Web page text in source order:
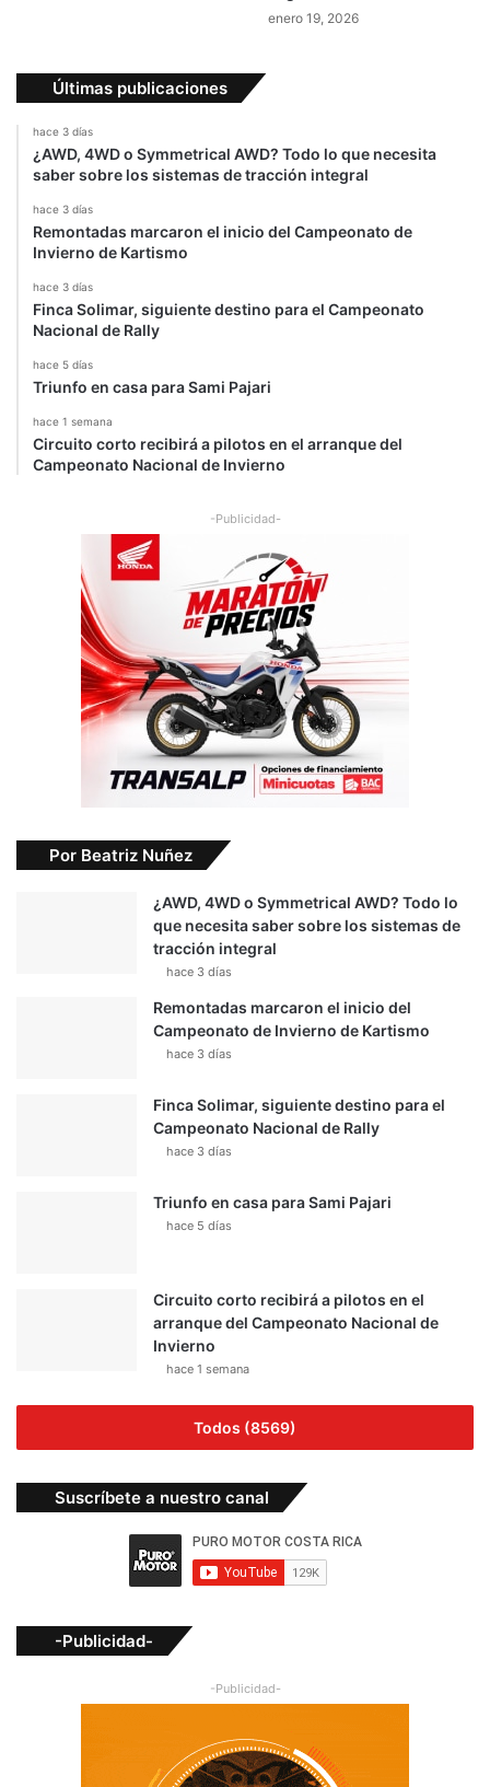
e
enero 19, 2026
Últimas publicaciones
hace 3 días
¿AWD, 4WD o Symmetrical AWD? Todo lo que necesita
saber sobre los sistemas de tracción integral
hace 3 días
Remontadas marcaron el inicio del Campeonato de
Invierno de Kartismo
hace 3 días
Finca Solimar, siguiente destino para el Campeonato
Nacional de Rally
hace 5 días
Triunfo en casa para Sami Pajari
hace 1 semana
Circuito corto recibirá a pilotos en el arranque del
Campeonato Nacional de Invierno
-Publicidad-
Por Beatriz Nuñez
¿AWD, 4WD o Symmetrical AWD? Todo lo
que necesita saber sobre los sistemas de
tracción integral
hace 3 días
Remontadas marcaron el inicio del
Campeonato de Invierno de Kartismo
hace 3 días
Finca Solimar, siguiente destino para el
Campeonato Nacional de Rally
hace 3 días
Triunfo en casa para Sami Pajari
hace 5 días
Circuito corto recibirá a pilotos en el
arranque del Campeonato Nacional de
Invierno
hace 1 semana
Todos (8569)
Suscríbete a nuestro canal
-Publicidad-
-Publicidad-